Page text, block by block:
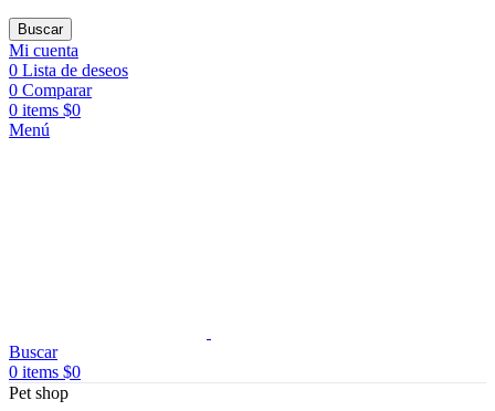
Buscar
Mi cuenta
0 Lista de deseos
0 Comparar
0 items $0
Menú
Buscar
0 items $0
Pet shop